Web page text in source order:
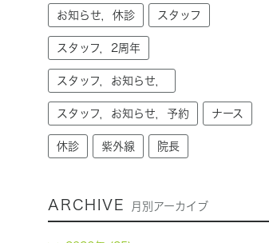
お知らせ，休診 スタッフ
スタッフ，2周年
スタッフ，お知らせ，
スタッフ，お知らせ，予約 ナース
休診 紫外線 院長
ARCHIVE 月別アーカイブ